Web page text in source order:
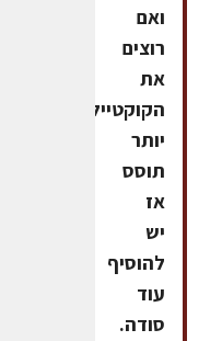
ואם
רוצים
את
הקוקטייל
יותר
תוסס
אז
יש
להוסיף
עוד
סודה.